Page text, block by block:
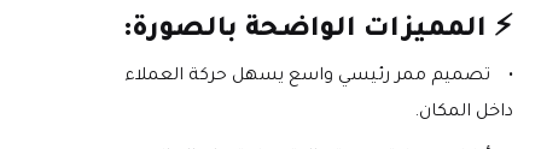
⚡ المميزات الواضحة بالصورة:
داخل المكان.